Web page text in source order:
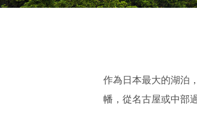
作為日本最大的湖泊
幡，從名古屋或中部